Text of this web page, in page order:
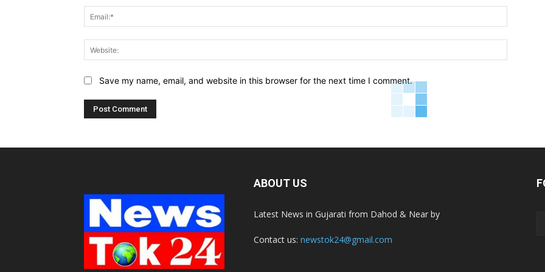
Save my name, email, and website in this browser for the next time I comment.
ABOUT US
Latest News in Gujarati from Dahod & Near by
Contact us: newstok24@gmail.com